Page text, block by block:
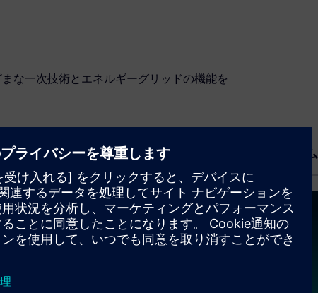
な一次技術とエネルギーグリッドの機能を
運用と保守 発電機ブレーカーシステム
カバーする基礎。training コースには、実践的
力システムに携わるその他の専門家に適してい